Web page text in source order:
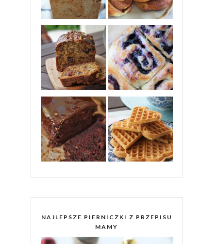
NAJLEPSZE PIERNICZKI Z PRZEPISU
MAMY